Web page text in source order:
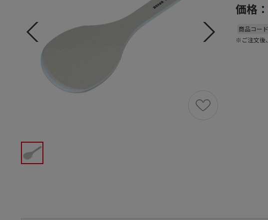
価格：
商品コード
※ご注文後